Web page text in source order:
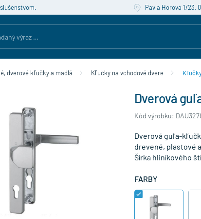
Pavla Horova 1/23,
dverové kľučky a madlá Kľučky na vchodové dvere
Dverová
Kód výrobku:
Dverová guľa-
drevené, plastové
Šírka hliníkového
FARBY